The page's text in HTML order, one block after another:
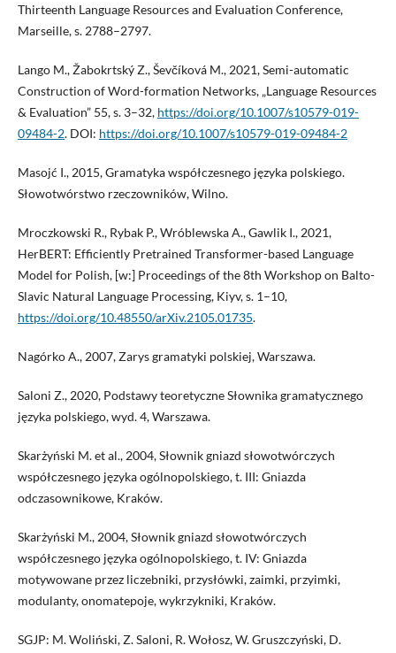
Thirteenth Language Resources and Evaluation Conference,
Marseille, s. 2788–2797.
Lango M., Žabokrtský Z., Ševčíková M., 2021, Semi-automatic
Construction of Word-formation Networks, „Language Resources
& Evaluation” 55, s. 3–32, https://doi.org/10.1007/s10579-019-
09484-2. DOI: https://doi.org/10.1007/s10579-019-09484-2
Masojć I., 2015, Gramatyka współczesnego języka polskiego.
Słowotwórstwo rzeczowników, Wilno.
Mroczkowski R., Rybak P., Wróblewska A., Gawlik I., 2021,
HerBERT: Efficiently Pretrained Transformer-based Language
Model for Polish, [w:] Proceedings of the 8th Workshop on Balto-
Slavic Natural Language Processing, Kiyv, s. 1–10,
https://doi.org/10.48550/arXiv.2105.01735.
Nagórko A., 2007, Zarys gramatyki polskiej, Warszawa.
Saloni Z., 2020, Podstawy teoretyczne Słownika gramatycznego
języka polskiego, wyd. 4, Warszawa.
Skarżyński M. et al., 2004, Słownik gniazd słowotwórczych
współczesnego języka ogólnopolskiego, t. III: Gniazda
odczasownikowe, Kraków.
Skarżyński M., 2004, Słownik gniazd słowotwórczych
współczesnego języka ogólnopolskiego, t. IV: Gniazda
motywowane przez liczebniki, przysłówki, zaimki, przyimki,
modulanty, onomatepoje, wykrzykniki, Kraków.
SGJP: M. Woliński, Z. Saloni, R. Wołosz, W. Gruszczyński, D.